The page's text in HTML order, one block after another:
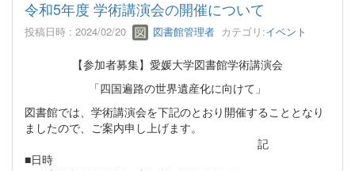
令和5年度 学術講演会の開催について
投稿日時 : 2024/02/20 図書館管理者 カテゴリ:イベント
【参加者募集】愛媛大学図書館学術講演会
「四国遍路の世界遺産化に向けて」
図書館では、学術講演会を下記のとおり開催することとなり
ましたので、ご案内申し上げます。
記
■日時